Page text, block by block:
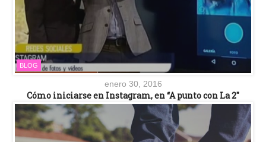
BLOG
enero 30, 2016
Cómo iniciarse en Instagram, en “A punto con La 2″